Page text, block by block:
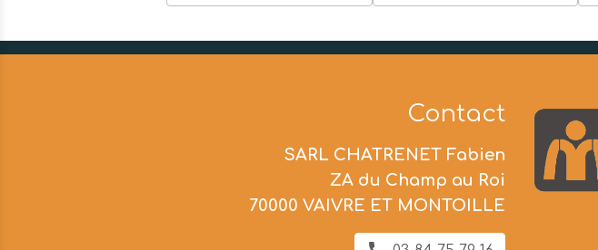
Contact
SARL CHATRENET Fabien
ZA du Champ au Roi
70000 VAIVRE ET MONTOILLE